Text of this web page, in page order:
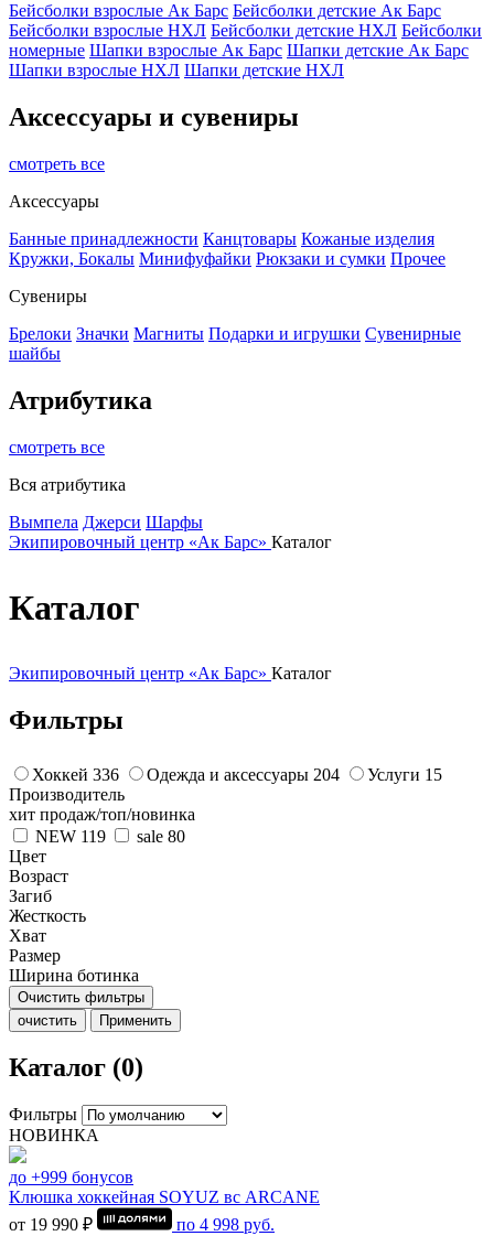
Бейсболки взрослые Ак Барс Бейсболки детские Ак Барс
Бейсболки взрослые НХЛ Бейсболки детские НХЛ Бейсболки
номерные Шапки взрослые Ак Барс Шапки детские Ак Барс
Шапки взрослые НХЛ Шапки детские НХЛ
Аксессуары и сувениры
смотреть все
Аксессуары
Банные принадлежности Канцтовары Кожаные изделия
Кружки, Бокалы Минифуфайки Рюкзаки и сумки Прочее
Сувениры
Брелоки Значки Магниты Подарки и игрушки Сувенирные
шайбы
Атрибутика
смотреть все
Вся атрибутика
Вымпела Джерси Шарфы
Экипировочный центр «Ак Барс» Каталог
Каталог
Экипировочный центр «Ак Барс» Каталог
Фильтры
Хоккей 336 Одежда и аксессуары 204 Услуги 15
Производитель
хит продаж/топ/новинка
NEW 119 sale 80
Цвет
Возраст
Загиб
Жесткость
Хват
Размер
Ширина ботинка
Очистить фильтры
очистить
Применить
Каталог (0)
Фильтры
НОВИНКА
до +999 бонусов
Клюшка хоккейная SOYUZ вс ARCANE
от 19 990 ₽
по 4 998 руб.